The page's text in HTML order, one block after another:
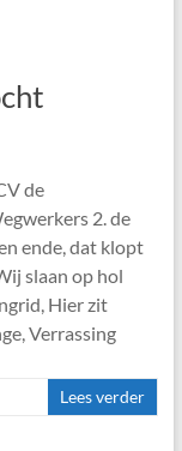
de
2. de
ende, dat klopt
slaan op hol
Hier zit
Verrassing
Lees verder